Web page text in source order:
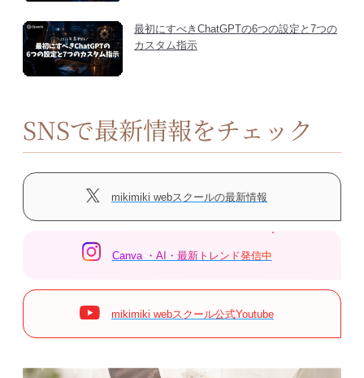
最初にすべきChatGPTの6つの設定と7つの
カスタム指示
SNSで最新情報をチェック
mikimiki webスクールの最新情報
Canva ・AI・最新トレンド発信中
mikimiki webスクール公式Youtube